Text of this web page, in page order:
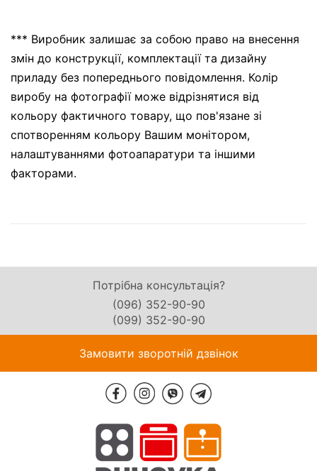
*** Виробник залишає за собою право на внесення
змін до конструкції, комплектації та дизайну
приладу без попереднього повідомлення. Колір
виробу на фотографії може відрізнятися від
кольору фактичного товару, що пов'язане зі
спотворенням кольору Вашим монітором,
налаштуваннями фотоапаратури та іншими
факторами.
Потрібна консультація?
(096) 352-90-90
(099) 352-90-90
Замовити зворотній дзвінок